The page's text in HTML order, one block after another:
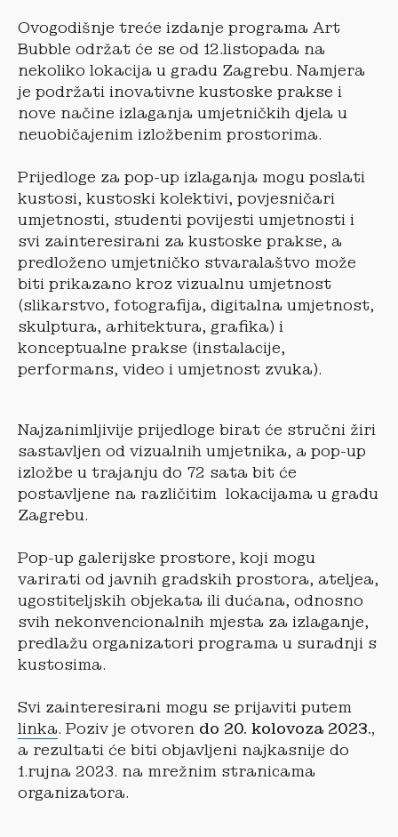
Ovogodišnje treće izdanje programa Art
Bubble održat će se od 12.listopada na
nekoliko lokacija u gradu Zagrebu. Namjera
je podržati inovativne kustoske prakse i
nove načine izlaganja umjetničkih djela u
neuobičajenim izložbenim prostorima.
Prijedloge za pop-up izlaganja mogu poslati
kustosi, kustoski kolektivi, povjesničari
umjetnosti, studenti povijesti umjetnosti i
svi zainteresirani za kustoske prakse, a
predloženo umjetničko stvaralaštvo može
biti prikazano kroz vizualnu umjetnost
(slikarstvo, fotografija, digitalna umjetnost,
skulptura, arhitektura, grafika) i
konceptualne prakse (instalacije,
performans, video i umjetnost zvuka).
Najzanimljivije prijedloge birat će stručni žiri
sastavljen od vizualnih umjetnika, a pop-up
izložbe u trajanju do 72 sata bit će
postavljene na različitim lokacijama u gradu
Zagrebu.
Pop-up galerijske prostore, koji mogu
varirati od javnih gradskih prostora, ateljea,
ugostiteljskih objekata ili dućana, odnosno
svih nekonvencionalnih mjesta za izlaganje,
predlažu organizatori programa u suradnji s
kustosima.
Svi zainteresirani mogu se prijaviti putem
linka. Poziv je otvoren do 20. kolovoza 2023.,
a rezultati će biti objavljeni najkasnije do
1.rujna 2023. na mrežnim stranicama
organizatora.